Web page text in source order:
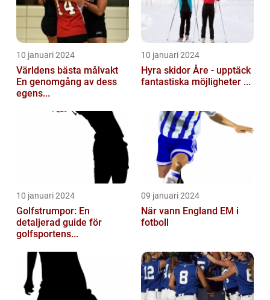
10 januari 2024
Världens bästa målvakt
En genomgång av dess
egens...
10 januari 2024
Hyra skidor Åre - upptäck
fantastiska möjligheter ...
10 januari 2024
Golfstrumpor: En
detaljerad guide för
golfsportens...
09 januari 2024
När vann England EM i
fotboll